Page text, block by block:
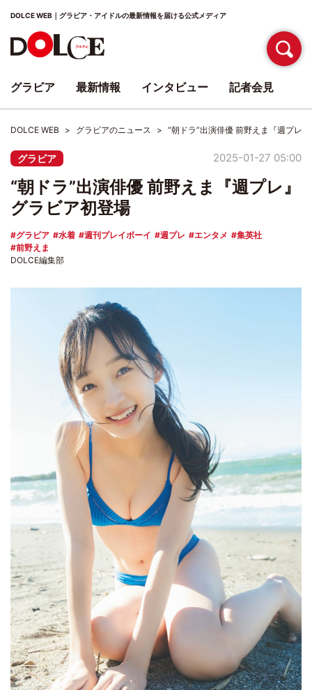
DOLCE WEB｜グラビア・アイドルの最新情報を届ける公式メディア
DOLCE WEB グラビアのニュース “朝ドラ”出演俳優 前野えま『週プレ
グラビア 2025-01-27 05:00
“朝ドラ”出演俳優 前野えま『週プレ』
グラビア初登場
グラビア 水着 週刊プレイボーイ 週プレ エンタメ
集英社
前野えま
DOLCE編集部
グラビア 最新情報 インタビュー 記者会見